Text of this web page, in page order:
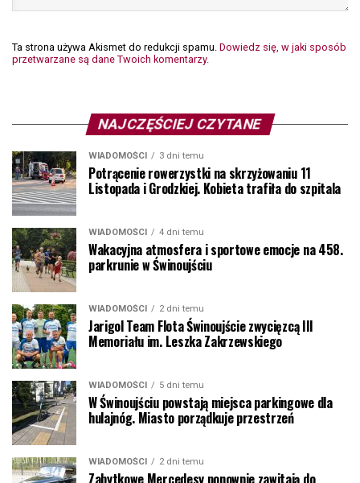
Ta strona używa Akismet do redukcji spamu. Dowiedz się, w jaki sposób
przetwarzane są dane Twoich komentarzy.
NAJCZĘŚCIEJ CZYTANE
WIADOMOŚCI 3 dni temu
Potrącenie rowerzystki na skrzyżowaniu 11
Listopada i Grodzkiej. Kobieta trafiła do szpitala
WIADOMOŚCI 4 dni temu
Wakacyjna atmosfera i sportowe emocje na 458.
parkrunie w Świnoujściu
WIADOMOŚCI 2 dni temu
Jarigol Team Flota Świnoujście zwycięzcą III
Memoriału im. Leszka Zakrzewskiego
WIADOMOŚCI 5 dni temu
W Świnoujściu powstają miejsca parkingowe dla
hulajnóg. Miasto porządkuje przestrzeń
WIADOMOŚCI 2 dni temu
Zabytkowe Mercedesy ponownie zawitają do